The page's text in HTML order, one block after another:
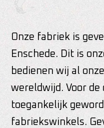
Onze fabriek is
Enschede. Dit is
bedienen wij al
wereldwijd. Voor
toegankelijk
fabriekswinkels.